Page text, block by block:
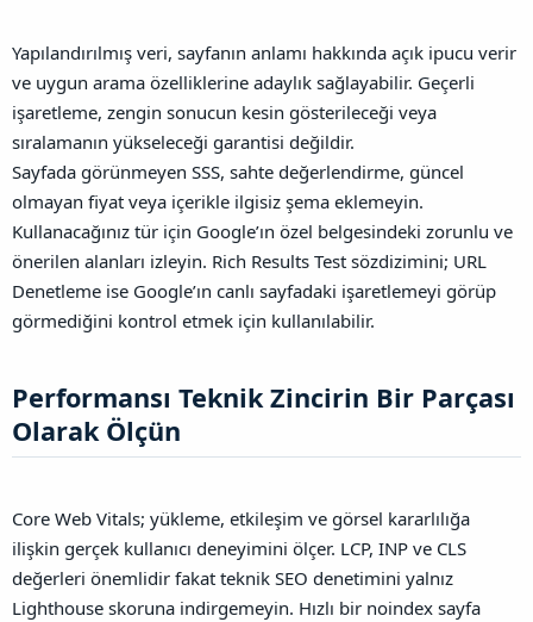
Yapılandırılmış veri, sayfanın anlamı hakkında açık ipucu verir
ve uygun arama özelliklerine adaylık sağlayabilir. Geçerli
işaretleme, zengin sonucun kesin gösterileceği veya
sıralamanın yükseleceği garantisi değildir.
Sayfada görünmeyen SSS, sahte değerlendirme, güncel
olmayan fiyat veya içerikle ilgisiz şema eklemeyin.
Kullanacağınız tür için Google’ın özel belgesindeki zorunlu ve
önerilen alanları izleyin. Rich Results Test sözdizimini; URL
Denetleme ise Google’ın canlı sayfadaki işaretlemeyi görüp
görmediğini kontrol etmek için kullanılabilir.
Performansı Teknik Zincirin Bir Parçası
Olarak Ölçün​
Core Web Vitals; yükleme, etkileşim ve görsel kararlılığa
ilişkin gerçek kullanıcı deneyimini ölçer. LCP, INP ve CLS
değerleri önemlidir fakat teknik SEO denetimini yalnız
Lighthouse skoruna indirgemeyin. Hızlı bir noindex sayfa